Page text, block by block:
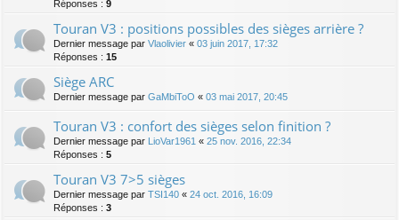
Réponses : 9
Touran V3 : positions possibles des sièges arrière ?
Dernier message par Vlaolivier « 03 juin 2017, 17:32
Réponses : 15
Siège ARC
Dernier message par GaMbiToO « 03 mai 2017, 20:45
Touran V3 : confort des sièges selon finition ?
Dernier message par LioVar1961 « 25 nov. 2016, 22:34
Réponses : 5
Touran V3 7>5 sièges
Dernier message par TSI140 « 24 oct. 2016, 16:09
Réponses : 3